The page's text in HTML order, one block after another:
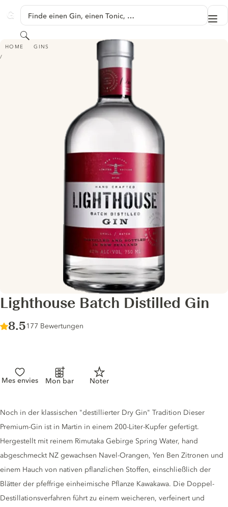
GINVENTORY
Finde einen Gin, einen Tonic, …
Suchen
HOME GINS
LIGHTHOUSE BATCH DISTILLED GIN
Lighthouse Batch Distilled Gin
Score :
8.5/ 10
177 Bewertungen
Mes envies Mon bar Noter
Gin description
Noch in der klassischen "destillierter Dry Gin" Tradition Dieser
Premium-Gin ist in Martin in einem 200-Liter-Kupfer gefertigt.
Hergestellt mit reinem Rimutaka Gebirge Spring Water, hand
abgeschmeckt NZ gewachsen Navel-Orangen, Yen Ben Zitronen und
einem Hauch von nativen pflanzlichen Stoffen, einschließlich der
Blätter der pfeffrige einheimische Pflanze Kawakawa. Die Doppel-
Destillationsverfahren führt zu einem weicheren, verfeinert und